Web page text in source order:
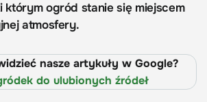
którym ogród stanie się miejscem
atmosfery.
nasze artykuły w Google?
do ulubionych źródeł